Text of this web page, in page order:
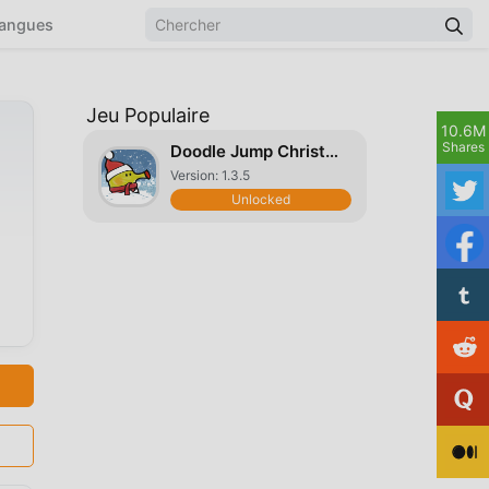
Jeu Populaire
Doodle Jump Christmas Special
Version: 1.3.5
Unlocked
10.6M
Shares